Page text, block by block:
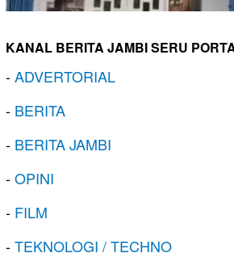
KANAL BERITA JAMBI SERU
-ADVERTORIAL
- BERITA
- BERITA JAMBI
-OPINI
- FILM
-TEKNOLOGI / TECHNO